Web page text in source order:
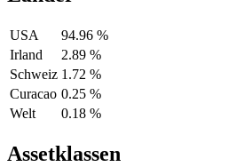
USA
94.96 %
Irland
2.89 %
Schweiz 1.72 %
Curacao 0.25 %
Welt
0.18 %
Assetklassen